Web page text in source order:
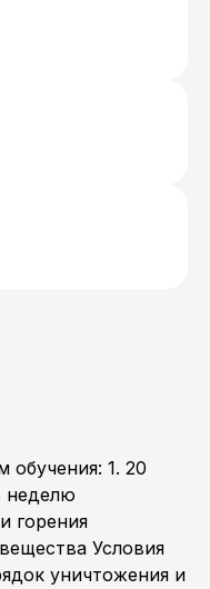
обучения: 1. 20
неделю
горения
Условия
уничтожения и